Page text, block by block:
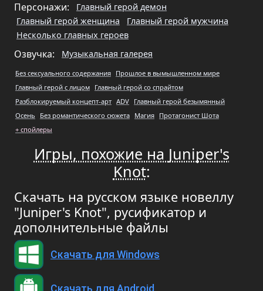
Персонажи:
Главный герой демон
Главный герой женщина
Главный герой мужчина
Несколько главных героев
Озвучка: Музыкальная галерея
Без сексуального содержания Прошлое в вымышленном мире
Главный герой с лицом Главный герой со спрайтом
Разблокируемый концепт-арт ADV Главный герой безымянный
Осень
Без романтического сюжета Магия Протагонист Шота
+ спойлеры
Игры, похожие на Juniper's
Knot:
Скачать на русском языке новеллу
"Juniper's Knot", русификатор и
дополнительные файлы
Скачать для Windows
Скачать для Android